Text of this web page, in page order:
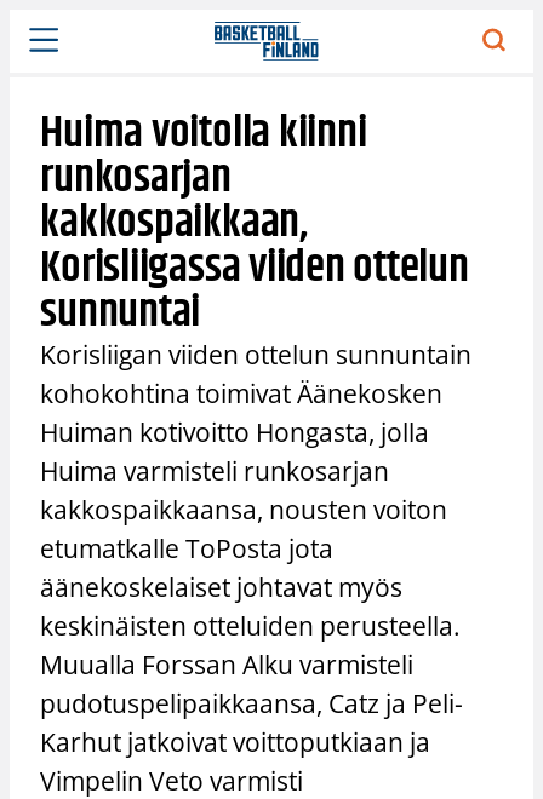
Siirry
sisältöön
Huima voitolla kiinni
runkosarjan
kakkospaikkaan,
Korisliigassa viiden ottelun
sunnuntai
Korisliigan viiden ottelun sunnuntain
kohokohtina toimivat Äänekosken
Huiman kotivoitto Hongasta, jolla
Huima varmisteli runkosarjan
kakkospaikkaansa, nousten voiton
etumatkalle ToPosta jota
äänekoskelaiset johtavat myös
keskinäisten otteluiden perusteella.
Muualla Forssan Alku varmisteli
pudotuspelipaikkaansa, Catz ja Peli-
Karhut jatkoivat voittoputkiaan ja
Vimpelin Veto varmisti